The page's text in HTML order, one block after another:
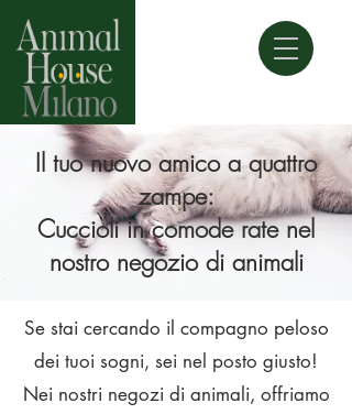
Il tuo nuovo amico a quattro
zampe:
Cuccioli in comode rate nel
nostro negozio di animali
Se stai cercando il compagno peloso
dei tuoi sogni, sei nel posto giusto!
Nei nostri negozi di animali, offriamo